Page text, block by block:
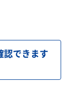
認できます